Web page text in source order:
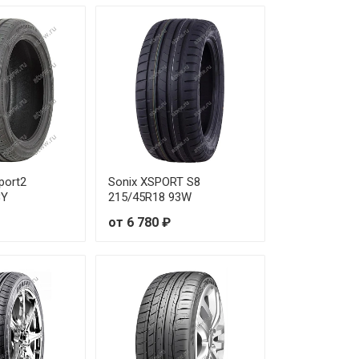
200 ₽
480 ₽
650 ₽
010 ₽
640 ₽
520 ₽
390 ₽
990 ₽
Sonix XSPORT S8
215/45R18 93W
от 6 780 ₽